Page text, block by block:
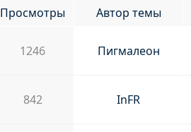
Просмотры Автор темы
1246 Пигмалеон
842 InFR